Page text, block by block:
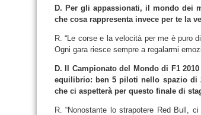
D. Per gli appassionati, il mondo dei
che cosa rappresenta invece per te la
R. “Le corse e la velocità per me è puro
Ogni gara riesce sempre a regalarmi
D. Il Campionato del Mondo di F1
equilibrio: ben 5 piloti nello spazio di
che ci aspetterà per questo finale di
R. “Nonostante lo strapotere Red Bull,